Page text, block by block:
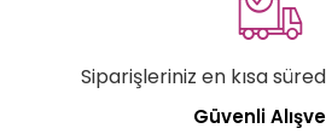
Siparişleriniz en kısa
Güvenli